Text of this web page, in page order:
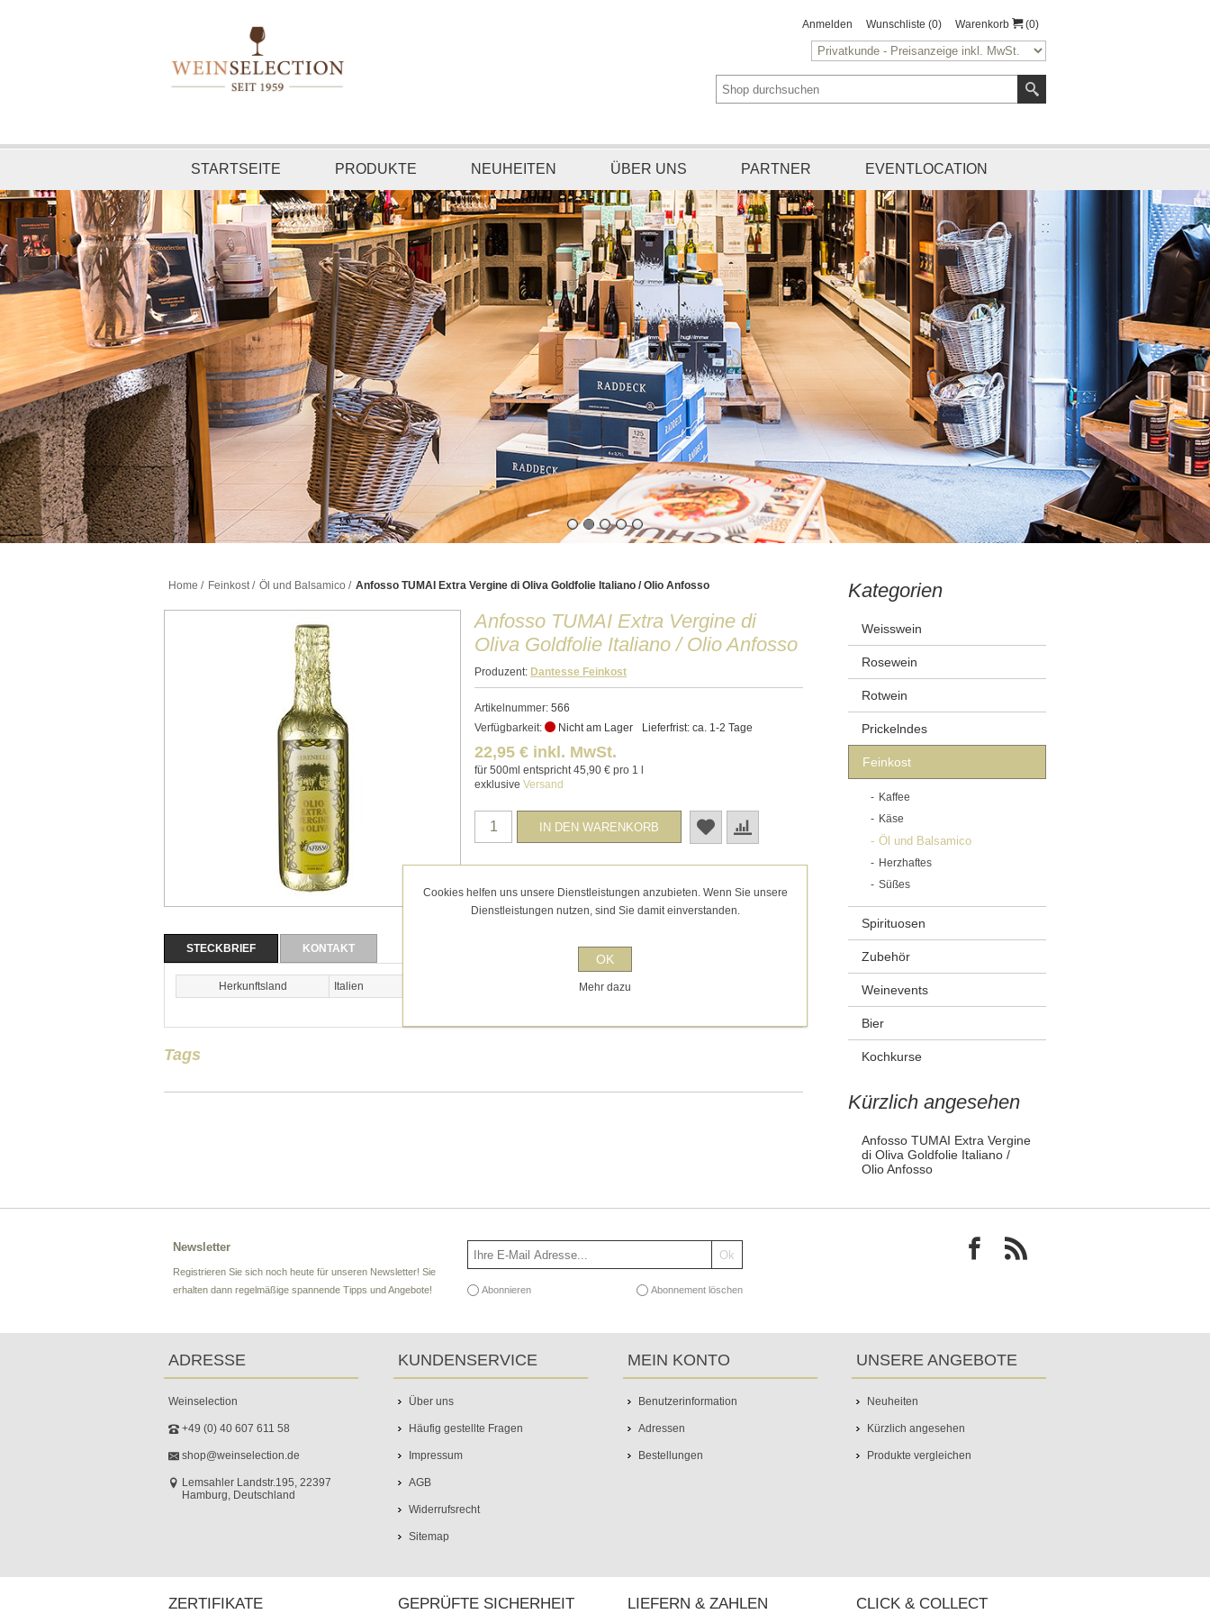
Anmelden Wunschliste (0) Warenkorb (0)
STARTSEITE PRODUKTE NEUHEITEN ÜBER UNS PARTNER EVENTLOCATION
Home / Feinkost / Öl und Balsamico / Anfosso TUMAI Extra Vergine di Oliva Goldfolie Italiano / Olio Anfosso
Anfosso TUMAI Extra Vergine di
Oliva Goldfolie Italiano / Olio Anfosso
Produzent: Dantesse Feinkost
Artikelnummer: 566
Verfügbarkeit:
Nicht am Lager Lieferfrist: ca. 1-2 Tage
22,95 € inkl. MwSt.
für 500ml entspricht 45,90 € pro 1 l
exklusive Versand
STECKBRIEF KONTAKT
Herkunftsland Italien
Tags
Kategorien
Weisswein
Rosewein
Rotwein
Prickelndes
Feinkost
Kaffee
Käse
Öl und Balsamico
Herzhaftes
Süßes
Spirituosen
Zubehör
Weinevents
Bier
Kochkurse
Kürzlich angesehen
Anfosso TUMAI Extra Vergine
di Oliva Goldfolie Italiano /
Olio Anfosso
Newsletter
Registrieren Sie sich noch heute für unseren Newsletter! Sie
erhalten dann regelmäßige spannende Tipps und Angebote!
Abonnieren Abonnement löschen
ADRESSE
Weinselection
+49 (0) 40 607 611 58
shop@weinselection.de
Lemsahler Landstr.195, 22397
Hamburg, Deutschland
KUNDENSERVICE
Über uns
Häufig gestellte Fragen
Impressum
AGB
Widerrufsrecht
Sitemap
MEIN KONTO
Benutzerinformation
Adressen
Bestellungen
UNSERE ANGEBOTE
Neuheiten
Kürzlich angesehen
Produkte vergleichen
ZERTIFIKATE GEPRÜFTE SICHERHEIT LIEFERN & ZAHLEN CLICK & COLLECT
Cookies helfen uns unsere Dienstleistungen anzubieten. Wenn Sie unsere
Dienstleistungen nutzen, sind Sie damit einverstanden.
OK
Mehr dazu